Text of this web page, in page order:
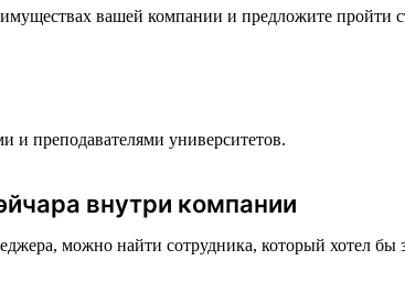
вашей компании и предложите пройти
и преподавателями университетов.
внутри компании
можно найти сотрудника, который хотел бы